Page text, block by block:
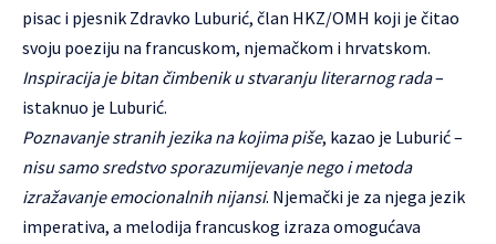
pisac i pjesnik Zdravko Luburić, član HKZ/OMH koji je čitao
svoju poeziju na francuskom, njemačkom i hrvatskom.
Inspiracija je bitan čimbenik u stvaranju literarnog rada–
istaknuo je Luburić.
Poznavanje stranih jezika na kojima piše, kazao je Luburić –
nisu samo sredstvo sporazumijevanje nego i metoda
izražavanje emocionalnih nijansi. Njemački je za njega jezik
imperativa, a melodija francuskog izraza omogućava